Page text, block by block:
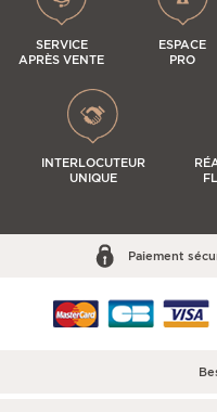
SERVICE
APRÈS VENTE
ESPACE
PRO
INTERLOCUTEUR
UNIQUE
Paiement